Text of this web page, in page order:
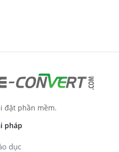
đặt phần mềm.
pháp
dục